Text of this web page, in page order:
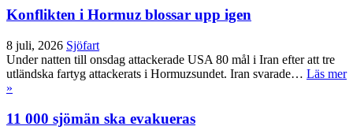
Konflikten i Hormuz blossar upp igen
8 juli, 2026 Sjöfart
Under natten till onsdag attackerade USA 80 mål i Iran efter att tre
utländska fartyg attackerats i Hormuzsundet. Iran svarade… Läs mer
»
11 000 sjömän ska evakueras